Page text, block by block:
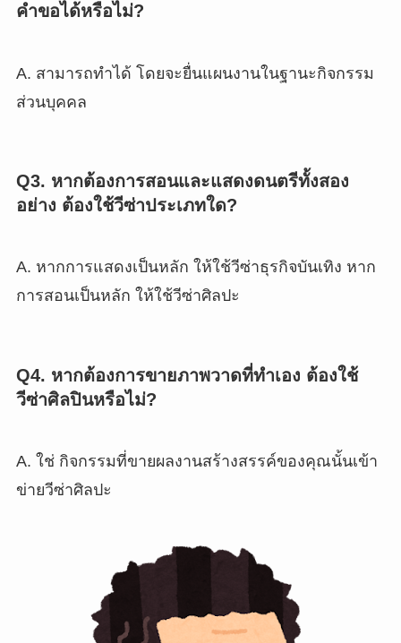
คำขอได้หรือไม่?
A. สามารถทำได้ โดยจะยื่นแผนงานในฐานะกิจกรรม
ส่วนบุคคล
Q3. หากต้องการสอนและแสดงดนตรีทั้งสอง
อย่าง ต้องใช้วีซ่าประเภทใด?
A. หากการแสดงเป็นหลัก ให้ใช้วีซ่าธุรกิจบันเทิง หาก
การสอนเป็นหลัก ให้ใช้วีซ่าศิลปะ
Q4. หากต้องการขายภาพวาดที่ทำเอง ต้องใช้
วีซ่าศิลปินหรือไม่?
A. ใช่ กิจกรรมที่ขายผลงานสร้างสรรค์ของคุณนั้นเข้า
ข่ายวีซ่าศิลปะ